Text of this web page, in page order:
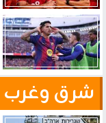
شرق وغرب